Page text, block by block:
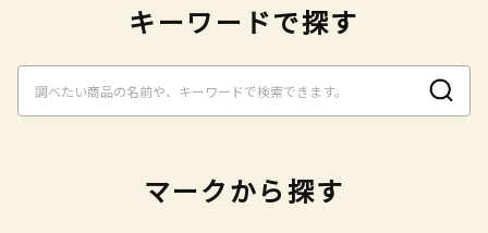
キーワードで探す
マークから探す